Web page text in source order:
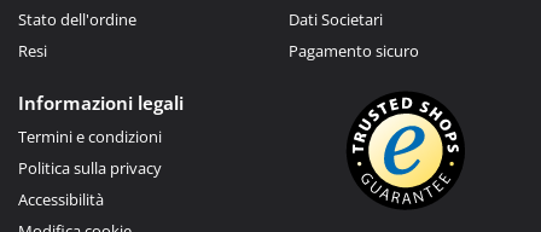
Stato dell'ordine
Resi
Dati Societari
Pagamento sicuro
Informazioni legali
Termini e condizioni
Politica sulla privacy
Accessibilità